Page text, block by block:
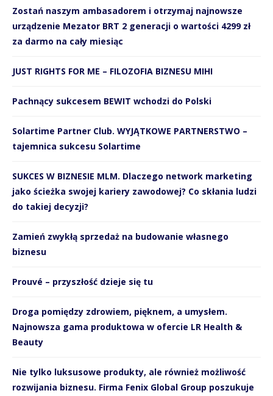
Zostań naszym ambasadorem i otrzymaj najnowsze
urządzenie Mezator BRT 2 generacji o wartości 4299 zł
za darmo na cały miesiąc
JUST RIGHTS FOR ME – FILOZOFIA BIZNESU MIHI
Pachnący sukcesem BEWIT wchodzi do Polski
Solartime Partner Club. WYJĄTKOWE PARTNERSTWO –
tajemnica sukcesu Solartime
SUKCES W BIZNESIE MLM. Dlaczego network marketing
jako ścieżka swojej kariery zawodowej? Co skłania ludzi
do takiej decyzji?
Zamień zwykłą sprzedaż na budowanie własnego
biznesu
Prouvé – przyszłość dzieje się tu
Droga pomiędzy zdrowiem, pięknem, a umysłem.
Najnowsza gama produktowa w ofercie LR Health &
Beauty
Nie tylko luksusowe produkty, ale również możliwość
rozwijania biznesu. Firma Fenix Global Group poszukuje